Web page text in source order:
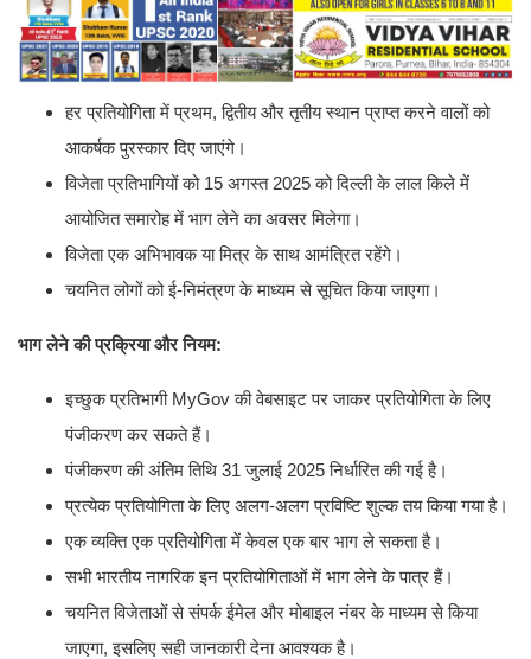
हर प्रतियोगिता में प्रथम, द्वितीय और तृतीय स्थान प्राप्त करने वालों को
आकर्षक पुरस्कार दिए जाएंगे।
विजेता प्रतिभागियों को 15 अगस्त 2025 को दिल्ली के लाल किले में
आयोजित समारोह में भाग लेने का अवसर मिलेगा।
विजेता एक अभिभावक या मित्र के साथ आमंत्रित रहेंगे।
चयनित लोगों को ई-निमंत्रण के माध्यम से सूचित किया जाएगा।
भाग लेने की प्रक्रिया और नियम:
इच्छुक प्रतिभागी MyGov की वेबसाइट पर जाकर प्रतियोगिता के लिए
पंजीकरण कर सकते हैं।
पंजीकरण की अंतिम तिथि 31 जुलाई 2025 निर्धारित की गई है।
प्रत्येक प्रतियोगिता के लिए अलग-अलग प्रविष्टि शुल्क तय किया गया है।
एक व्यक्ति एक प्रतियोगिता में केवल एक बार भाग ले सकता है।
सभी भारतीय नागरिक इन प्रतियोगिताओं में भाग लेने के पात्र हैं।
चयनित विजेताओं से संपर्क ईमेल और मोबाइल नंबर के माध्यम से किया
जाएगा, इसलिए सही जानकारी देना आवश्यक है।